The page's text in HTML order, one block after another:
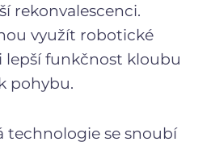
rekonvalescenci.
využít robotické
lepší funkčnost kloubu
pohybu.
technologie se snoubí